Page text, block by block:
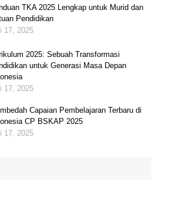
TKA 2025 Lengkap untuk Murid dan
Pendidikan
17, 2025
2025: Sebuah Transformasi
untuk Generasi Masa Depan
17, 2025
Capaian Pembelajaran Terbaru di
CP BSKAP 2025
17, 2025